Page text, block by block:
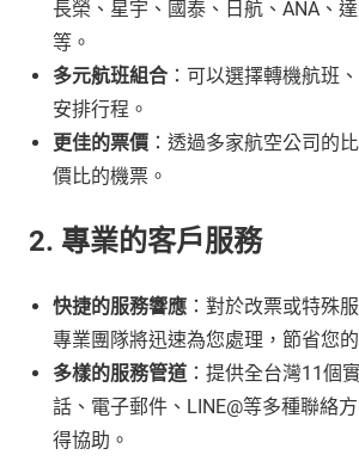
長榮、星宇、國泰、日航、ANA、
等。
多元航班組合 ：可以選擇轉機航班
安排行程。
更佳的票價 ：透過多家航空公司的
價比的機票。
2. 專業的客戶服務
快捷的服務響應 ：對於改票或特殊
專業團隊將迅速為您處理，節省您
多樣的服務管道 ：提供全台灣11個
話、電子郵件、LINE@等多種聯絡
得協助。